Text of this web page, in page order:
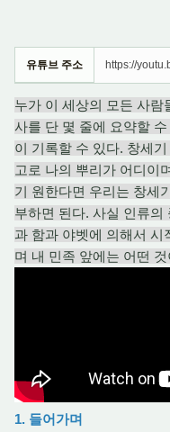
유튜브 주소 https://
누가 이 세상의 모든 사람
사를 단 몇 줄에 요약할
이 기록할 수 있다. 창세
고로 나의 뿌리가 어디이
기 원한다면 우리는 창세
부하면 된다. 사실 인류의
과 함과 야벳에 의해서 시
며 내 민족 앞에는 어떤
1. 들어가며